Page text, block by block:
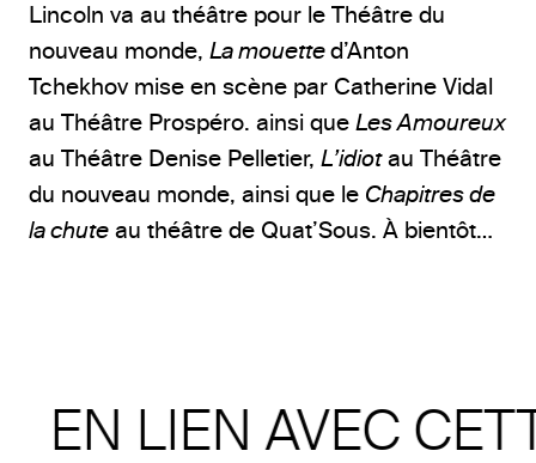
Lincoln va au théâtre pour le Théâtre du
nouveau monde, La mouetted’Anton
Tchekhov mise en scène par Catherine Vidal
au Théâtre Prospéro. ainsi que Les Amoureux
au Théâtre Denise Pelletier, L’idiotau Théâtre
du nouveau monde, ainsi que le Chapitres de
la chute au théâtre de Quat’Sous. À bientôt…
EN LIEN AVEC